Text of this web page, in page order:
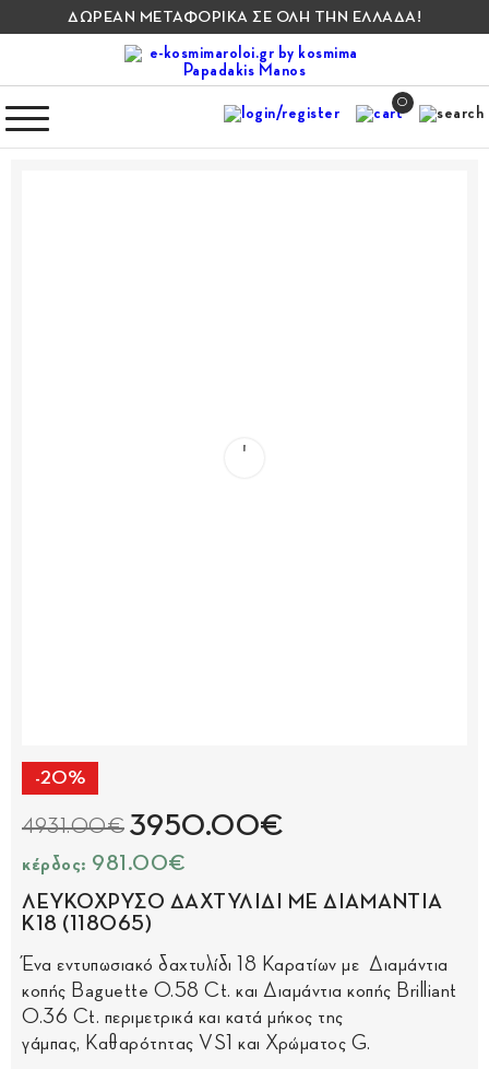
ΔΩΡΕΑΝ ΜΕΤΑΦΟΡΙΚΑ ΣΕ ΟΛΗ ΤΗΝ ΕΛΛΑΔΑ!
0
-20%
4931.00€ 3950.00€
κέρδος: 981.00€
ΛΕΥΚΟΧΡΥΣΟ ΔΑΧΤΥΛΙΔΙ ΜΕ ΔΙΑΜΑΝΤΙΑ
Κ18 (118065)
Ένα εντυπωσιακό δαχτυλίδι 18 Καρατίων με Διαμάντια
κοπής Baguette 0.58 Ct. και Διαμάντια κοπής Brilliant
0.36 Ct. περιμετρικά και κατά μήκος της
γάμπας, Καθαρότητας VS1 και Χρώματος G.